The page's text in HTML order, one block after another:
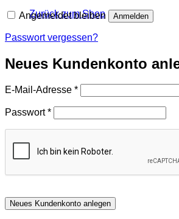
Zurück zum Shop
Angemeldet bleiben Anmelden
Passwort vergessen?
Neues Kundenkonto
E-Mail-Adresse *Erforderlich
Passwort*Erforderlich
Neues Kundenkonto anlegen